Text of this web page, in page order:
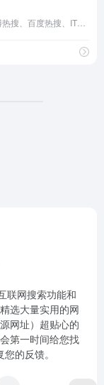
联网搜索功能和
选大量实用的网
网址）超贴心的
第一时间给您找
的反馈。